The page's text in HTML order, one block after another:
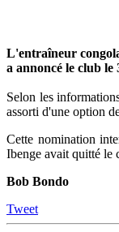
L'entraîneur
a annoncé le club le
Selon les
assorti d'une option
Cette nomination
Ibenge avait quitté le
Bob Bondo
Tweet